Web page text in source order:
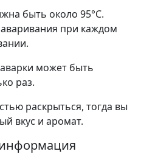
быть около 95°С.
при каждом
может быть
раз.
раскрыться, тогда вы
вкус и аромат.